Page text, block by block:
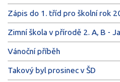
Zápis do 1. tříd pro školní rok
Zimní škola v přírodě 2. A, B -
Vánoční příběh
Takový byl prosinec v ŠD